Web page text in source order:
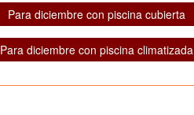
Para diciembre con piscina cubierta
Para diciembre con piscina climatizada